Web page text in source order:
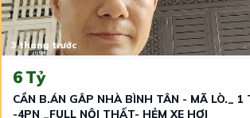
3 tháng trước
6 Tỷ
CẦN B.ÁN GÂP NHÀ BÌNH TÂN - MÃ LÒ._ 1
-4PN _FULL NỘI THẤT- HẺM XE HƠI